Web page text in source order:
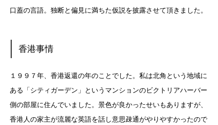
口蓋の言語。独断と偏見に満ちた仮説を披露させて頂きました。
香港事情
１９９７年、香港返還の年のことでした。私は北角という地域に
ある「シティガーデン」というマンションのビクトリアハーバー
側の部屋に住んでいました。景色が良かったせいもありますが、
香港人の家主が流麗な英語を話し意思疎通がやりやすかったので